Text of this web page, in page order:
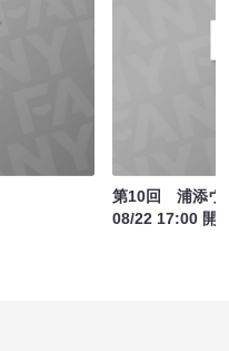
第10回 浦添ウ
08/22 17:00 開